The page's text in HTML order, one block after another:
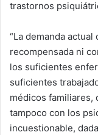
trastornos
“La demanda
recompensada ni
los suficientes
suficientes
médicos familiares,
tampoco con los
incuestionable,